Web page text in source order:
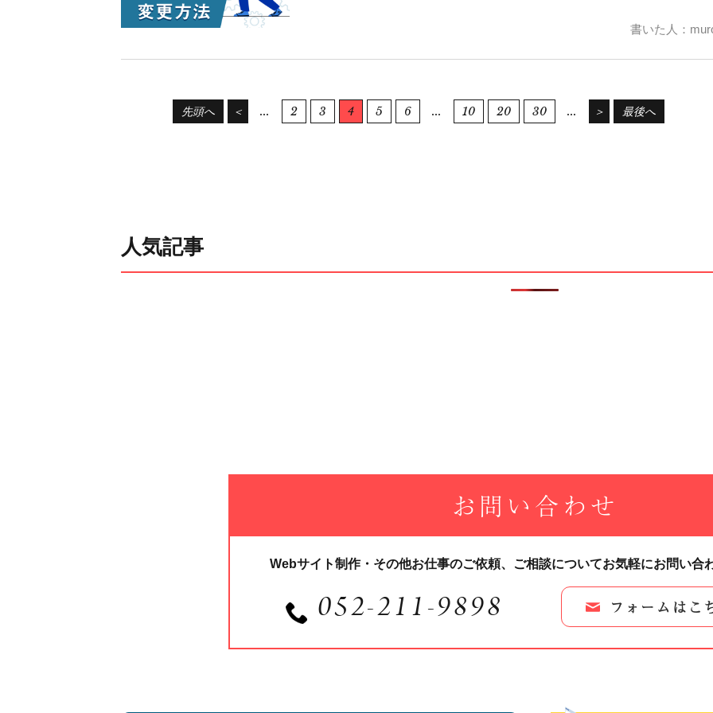
書いた人：
先頭へ ＜ ... 2 3 4 5 6 ... 10 20 30 ... ＞ 最後へ
人気記事
お問い合わせ
Webサイト制作・その他お仕事のご依頼、 ご相談についてお気軽にお問い合
052-211-9898 フォームはこ